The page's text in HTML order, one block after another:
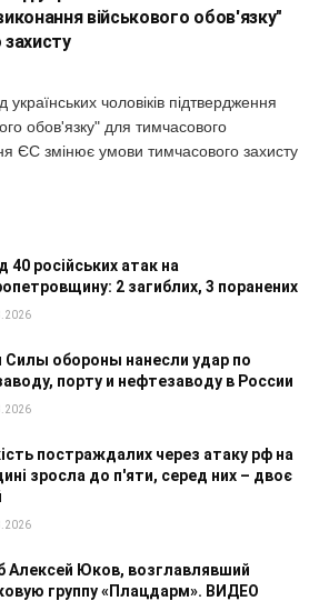
військового обов'язку"
українських чоловіків підтвердження
обов'язку" для тимчасового
ЄС змінює умови тимчасового захисту
40 російських атак на
2 загиблих, 3 поранених
Силы обороны нанесли удар по
порту и нефтезаводу в России
постраждалих через атаку рф на
зросла до п'яти, серед них – двоє
Алексей Юков, возглавлявший
группу «Плацдарм». ВИДЕО